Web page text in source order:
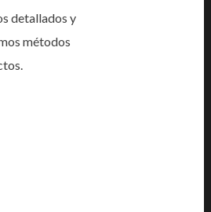
detallados y
métodos